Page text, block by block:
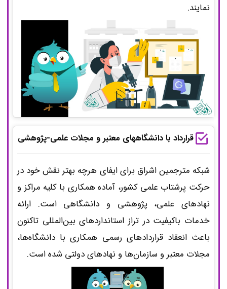
نمایند.
قرارداد با دانشگاههای معتبر و مجلات علمی-پژوهشی
شبکه مترجمین اشراق برای ایفای هرچه بهتر نقش خود در
حرکت پرشتاب علمی کشور، آماده همکاری با کلیه مراکز و
نهادهای علمی، پژوهشی و دانشگاهی است. ارائه
خدمات باکیفیت در تراز استانداردهای بین‌المللی تاکنون
باعث انعقاد قراردادهای رسمی همکاری با دانشگاه‌ها،
مجلات معتبر و سازمان‌ها و نهادهای دولتی شده است.